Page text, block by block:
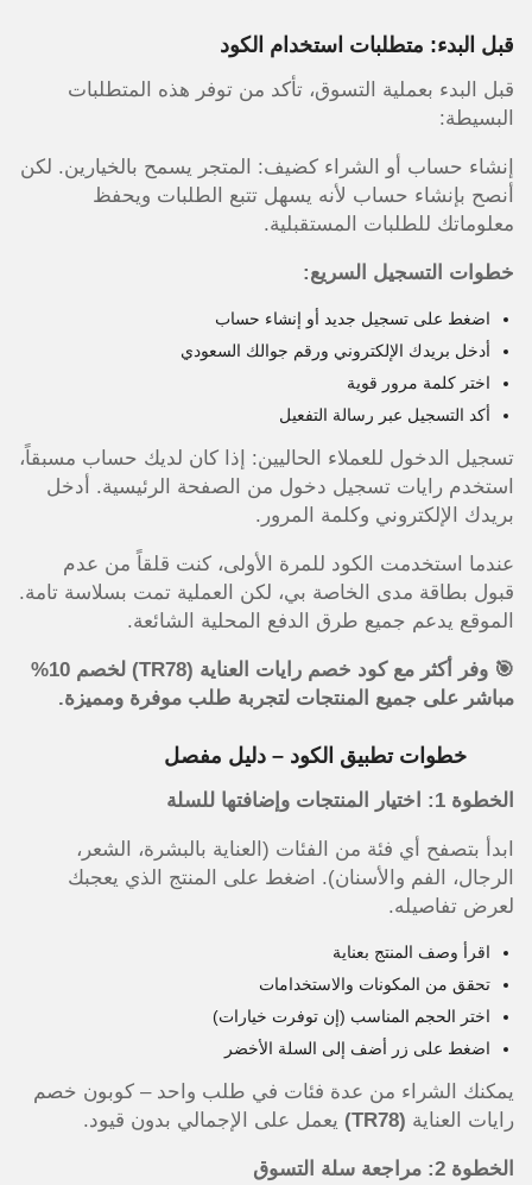
قبل البدء: متطلبات استخدام الكود
قبل البدء بعملية التسوق، تأكد من توفر هذه المتطلبات
البسيطة:
إنشاء حساب أو الشراء كضيف: المتجر يسمح بالخيارين. لكن
أنصح بإنشاء حساب لأنه يسهل تتبع الطلبات ويحفظ
معلوماتك للطلبات المستقبلية.
خطوات التسجيل السريع:
اضغط على تسجيل جديد أو إنشاء حساب
أدخل بريدك الإلكتروني ورقم جوالك السعودي
اختر كلمة مرور قوية
أكد التسجيل عبر رسالة التفعيل
تسجيل الدخول للعملاء الحاليين: إذا كان لديك حساب مسبقاً،
استخدم رايات تسجيل دخول من الصفحة الرئيسية. أدخل
بريدك الإلكتروني وكلمة المرور.
عندما استخدمت الكود للمرة الأولى، كنت قلقاً من عدم
قبول بطاقة مدى الخاصة بي، لكن العملية تمت بسلاسة تامة.
الموقع يدعم جميع طرق الدفع المحلية الشائعة.
🎯 وفر أكثر مع كود خصم رايات العناية (TR78) لخصم 10%
مباشر على جميع المنتجات لتجربة طلب موفرة ومميزة.
خطوات تطبيق الكود – دليل مفصل
الخطوة 1: اختيار المنتجات وإضافتها للسلة
ابدأ بتصفح أي فئة من الفئات (العناية بالبشرة، الشعر،
الرجال، الفم والأسنان). اضغط على المنتج الذي يعجبك
لعرض تفاصيله.
اقرأ وصف المنتج بعناية
تحقق من المكونات والاستخدامات
اختر الحجم المناسب (إن توفرت خيارات)
اضغط على زر أضف إلى السلة الأخضر
يمكنك الشراء من عدة فئات في طلب واحد – كوبون خصم
رايات العناية (TR78) يعمل على الإجمالي بدون قيود.
الخطوة 2: مراجعة سلة التسوق